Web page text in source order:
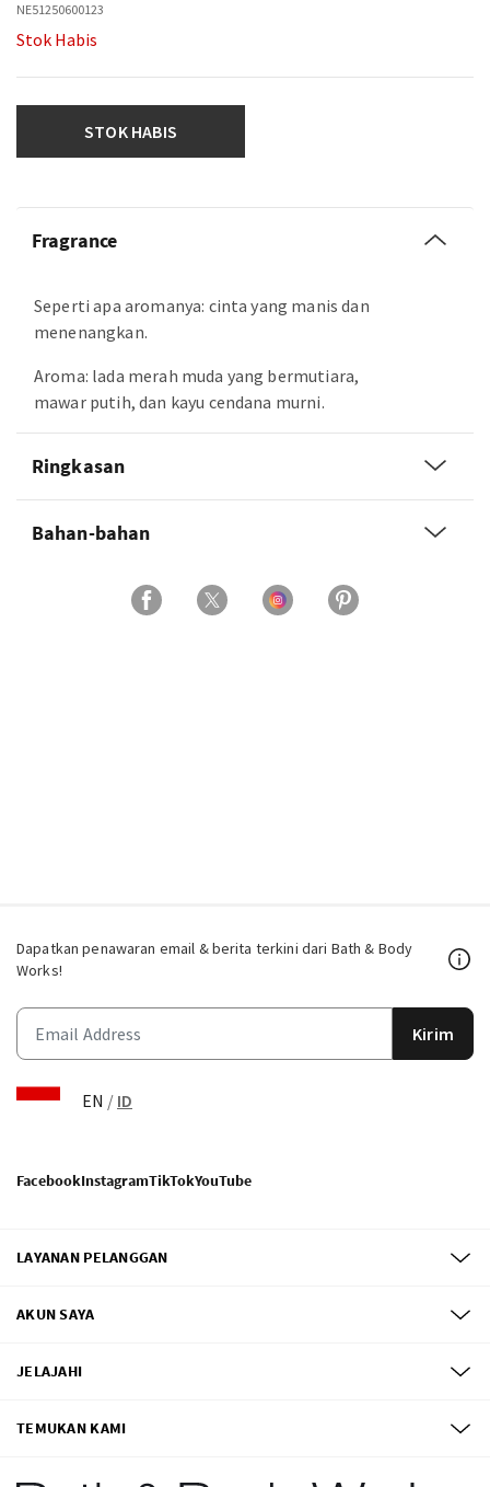
NE51250600123
Stok Habis
STOK HABIS
Fragrance
Seperti apa aromanya: cinta yang manis dan
menenangkan.
Aroma: lada merah muda yang bermutiara,
mawar putih, dan kayu cendana murni.
Ringkasan
Bahan-bahan
Dapatkan penawaran email & berita terkini dari Bath & Body
Works!
Kirim
EN / ID
FacebookInstagramTikTokYouTube
LAYANAN PELANGGAN
AKUN SAYA
JELAJAHI
TEMUKAN KAMI